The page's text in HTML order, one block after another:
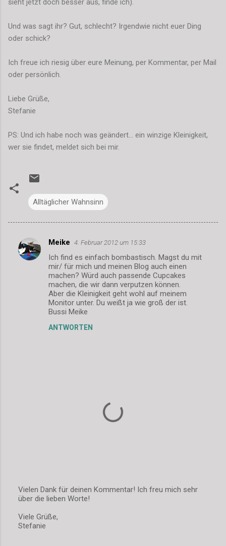
Und was sagt ihr? Gut, schlecht? Irgendwie nicht euer Ding
oder schick?
Ich freue ich riesig über eure Meinung, per Kommentar, per Mail
oder persönlich.
Liebe Grüße,
Stefanie
PS: Und ich habe noch was geändert... ein winzige Kleinigkeit,
wer sie findet, meldet sich bei mir.
Alltäglicher Wahnsinn
K
o
Meike 4. Februar 2012 um 15:33
Ich find es einfach bombastisch. Magst du mit
mir/ für mich und meinen Blog auch einen
machen? Würd auch passende Cupcakes
machen, die wir dann verputzen können.
Aber die Kleinigkeit geht wohl auf meinem
Monitor unter. Du weißt ja wie groß der ist.
Bussi Meike
ANTWORTEN
K
m
m
Vielen Dank für deinen Kommentar! Ich freu mich sehr
über die lieben Worte!
Viele Grüße,
Stefanie